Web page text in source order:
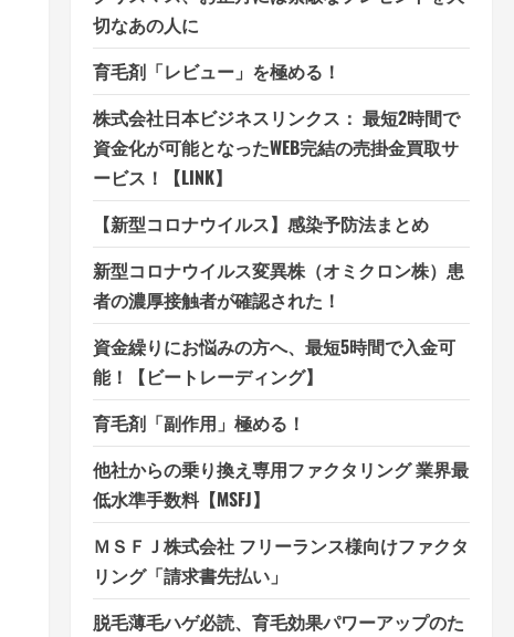
切なあの人に
育毛剤「レビュー」を極める！
株式会社日本ビジネスリンクス： 最短2時間で
資金化が可能となったWEB完結の売掛金買取サ
ービス！【LINK】
【新型コロナウイルス】感染予防法まとめ
新型コロナウイルス変異株（オミクロン株）患
者の濃厚接触者が確認された！
資金繰りにお悩みの方へ、最短5時間で入金可
能！【ビートレーディング】
育毛剤「副作用」極める！
他社からの乗り換え専用ファクタリング 業界最
低水準手数料【MSFJ】
ＭＳＦＪ株式会社 フリーランス様向けファクタ
リング「請求書先払い」
脱毛薄毛ハゲ必読、育毛効果パワーアップのた